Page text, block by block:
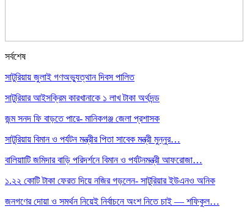
সর্বশেষ
সাটুরিয়ায় জুলাই গণঅভ্যুত্থান দিবস পালিত
সাটুরিয়ার আইসক্রিম কারখানাকে ১ লাখ টাকা অর্থদন্ড
জন্ম সনদ ফি বাড়তে পারে- মানিকগঞ্জ জেলা প্রশাসক
সাটুরিয়ায় বিমান ও পর্যটন মন্ত্রীর পিতা সাবেক মন্ত্রী মুন্নুর…
বালিয়াাটি জমিদার বাড়ি পরিদর্শনে বিমান ও পর্যটনমন্ত্রী আফরোজা…
১.২২ কোটি টাকা ফেরত দিয়ে নজির গড়লেন- সাটুরিয়ার ইউএনও অনিক
জনগণের দোয়া ও সমর্থন নিয়েই নির্বাচনে অংশ নিতে চাই — শফিকুল…